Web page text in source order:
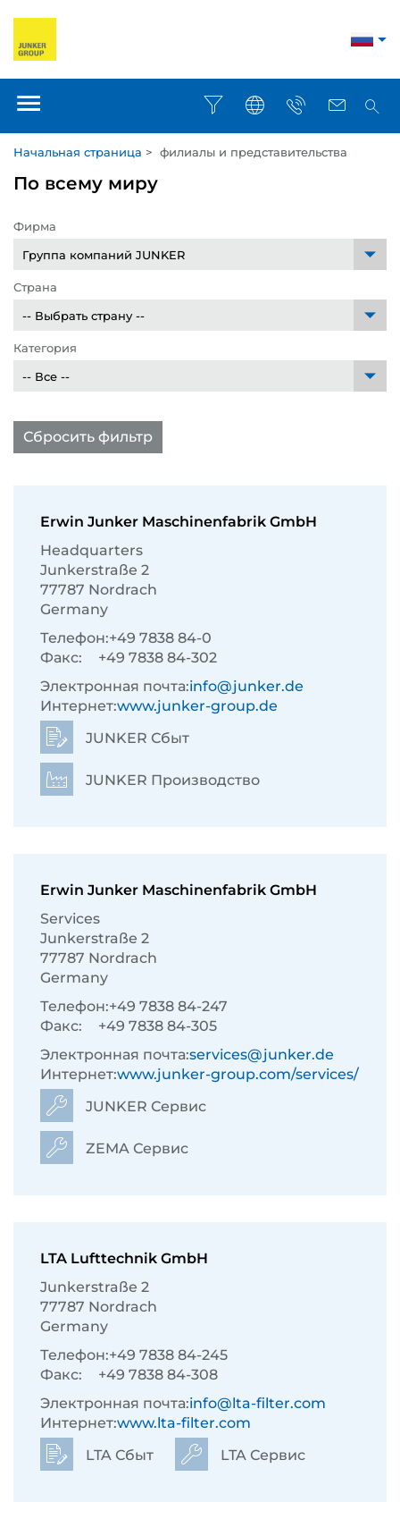
Начальная страница > филиалы и представительства
По всему миру
Фирма
Страна
Категория
Сбросить фильтр
Erwin Junker Maschinenfabrik GmbH
Headquarters
Junkerstraße 2
77787 Nordrach
Germany
Телефон:+49 7838 84-0
Факс:
+49 7838 84-302
Электронная почта:info@junker.de
Интернет:www.junker-group.de
JUNKER Сбыт
JUNKER Производство
Erwin Junker Maschinenfabrik GmbH
Services
Junkerstraße 2
77787 Nordrach
Germany
Телефон:+49 7838 84-247
Факс:
+49 7838 84-305
Электронная почта:services@junker.de
Интернет:www.junker-group.com/services/
JUNKER Сервис
ZEMA Сервис
LTA Lufttechnik GmbH
Junkerstraße 2
77787 Nordrach
Germany
Телефон:+49 7838 84-245
Факс:
+49 7838 84-308
Электронная почта:info@lta-filter.com
Интернет:www.lta-filter.com
LTA Сбыт
LTA Сервис